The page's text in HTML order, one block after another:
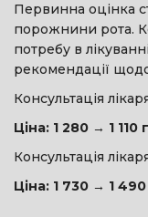
Первинна оцінка
порожнини рота.
потребу в
рекомендації
Консультація
Ціна: 1 280 → 1 110
Консультація
Ціна: 1 730 → 1